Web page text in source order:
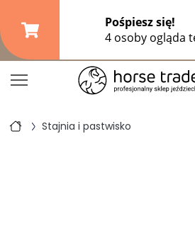
Darmowa dostawa od149,99 zł
299 złpozostałe
Stajnia i pastwisko